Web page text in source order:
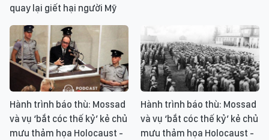
quay lại giết hại người Mỹ
Hành trình báo thù: Mossad
và vụ ‘bắt cóc thế kỷ’ kẻ chủ
mưu thảm họa Holocaust -
Hành trình báo thù: Mossad
và vụ ‘bắt cóc thế kỷ’ kẻ chủ
mưu thảm họa Holocaust -